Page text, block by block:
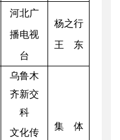
河北广
播电视
台
杨之行
王 东
乌鲁木
齐新交
科
文化传
集 体